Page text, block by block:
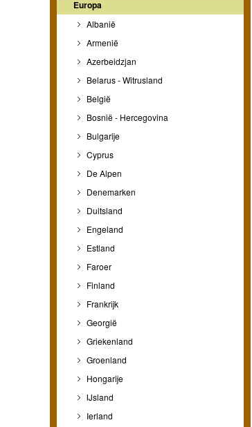
Europa
Albanië
Armenië
Azerbeidzjan
Belarus - Witrusland
België
Bosnië - Hercegovina
Bulgarije
Cyprus
De Alpen
Denemarken
Duitsland
Engeland
Estland
Faroer
Finland
Frankrijk
Georgië
Griekenland
Groenland
Hongarije
IJsland
Ierland